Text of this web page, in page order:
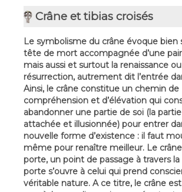
Crâne et tibias croisés
Le symbolisme du crâne évoque bien
tête de mort accompagnée d’une
mais aussi et surtout la renaissance
résurrection, autrement dit l’entrée
Ainsi, le crâne constitue un chemin de
compréhension et d’élévation qui
abandonner une partie de soi (la
attachée et illusionnée) pour entrer
nouvelle forme d’existence : il faut
même pour renaître meilleur. Le
porte, un point de passage à travers
porte s’ouvre à celui qui prend
véritable nature. A ce titre, le crâne